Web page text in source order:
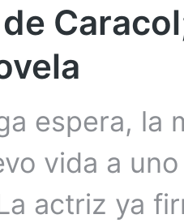
espera, la
vida a
actriz ya